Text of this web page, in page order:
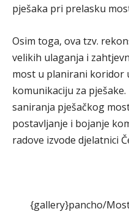
pješaka pri prelasku
Osim toga, ova tzv.
velikih ulaganja i
most u planirani koridor
komunikaciju za
saniranja pješačkog
postavljanje i bojanje
radove izvode djelatnici
{gallery}pancho/